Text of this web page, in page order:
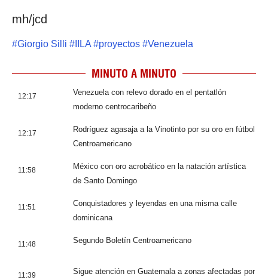
mh/jcd
#Giorgio Silli # IILA #proyectos #Venezuela
MINUTO A MINUTO
12:17
Venezuela con relevo dorado en el pentatlón
moderno centrocaribeño
12:17
Rodríguez agasaja a la Vinotinto por su oro en fútbol
Centroamericano
11:58
México con oro acrobático en la natación artística
de Santo Domingo
11:51
Conquistadores y leyendas en una misma calle
dominicana
11:48 Segundo Boletín Centroamericano
11:39
Sigue atención en Guatemala a zonas afectadas por